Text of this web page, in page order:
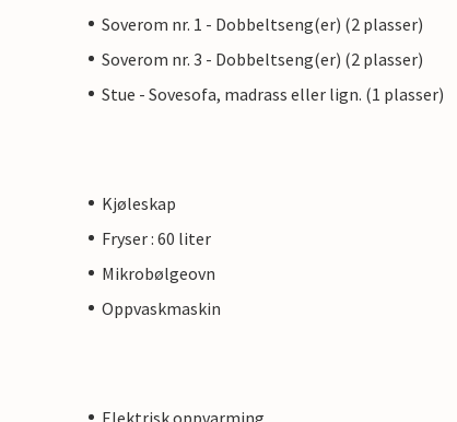
Soverom nr. 1 - Dobbeltseng(er) (2 plasser)
Soverom nr. 3 - Dobbeltseng(er) (2 plasser)
Stue - Sovesofa, madrass eller lign. (1 plasser)
Kjøleskap
Fryser : 60 liter
Mikrobølgeovn
Oppvaskmaskin
Elektrisk oppvarming